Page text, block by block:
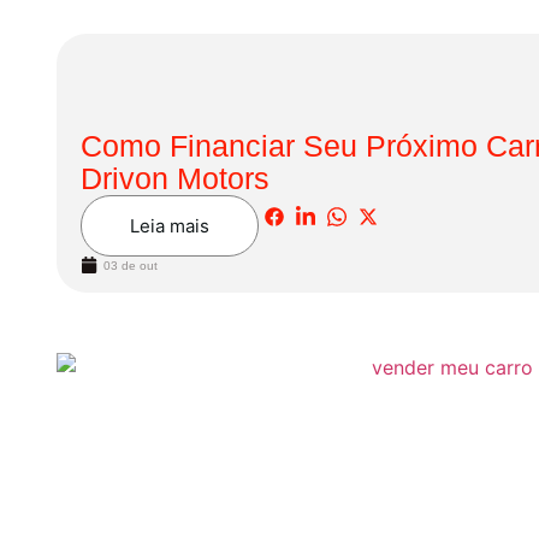
Como Financiar Seu Próximo
Drivon Motors
Leia mais
03 de out